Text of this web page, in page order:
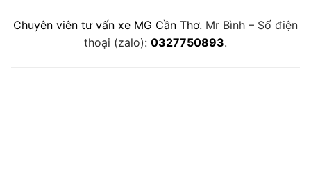
Chuyên viên tư vấn xe MG Cần Thơ. Mr Bình – Số điện
thoại (zalo): 0327750893.